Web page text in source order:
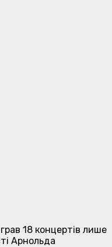
18 концертів лише
Арнольда